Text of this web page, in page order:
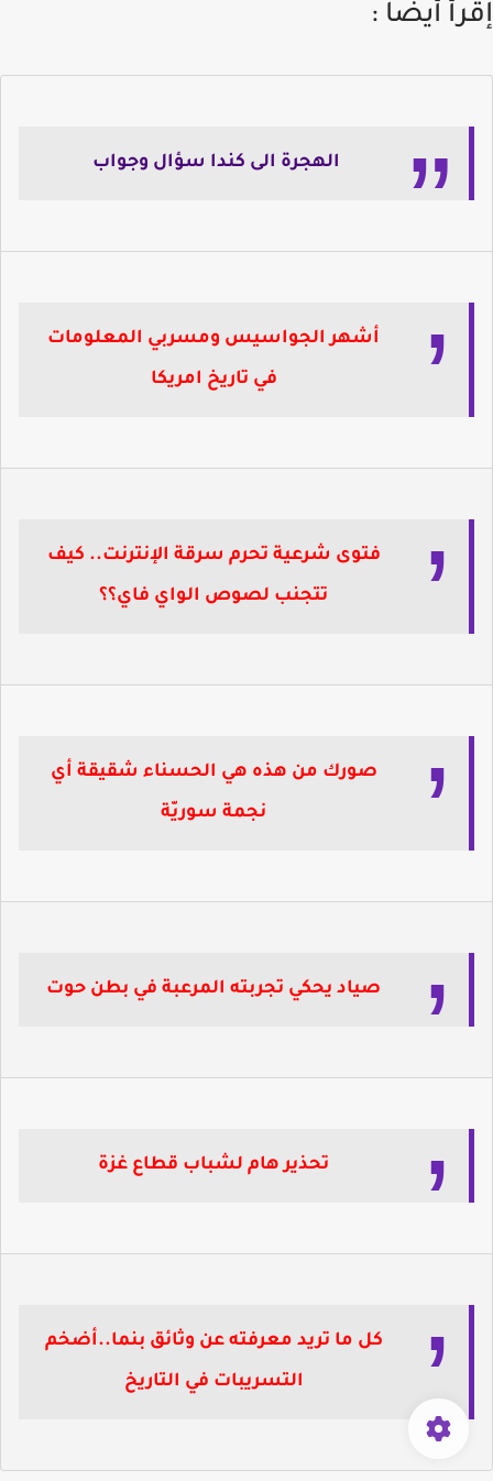
إقرأ أيضاً :
الهجرة الى كندا سؤال وجواب
أشهر الجواسيس ومسربي المعلومات
في تاريخ امريكا
فتوى شرعية تحرم سرقة الإنترنت.. كيف
تتجنب لصوص الواي فاي؟؟
صورك من هذه هي الحسناء شقيقة أي
نجمة سوريّة
صياد يحكي تجربته المرعبة في بطن حوت
تحذير هام لشباب قطاع غزة
كل ما تريد معرفته عن وثائق بنما..أضخم
التسريبات في التاريخ